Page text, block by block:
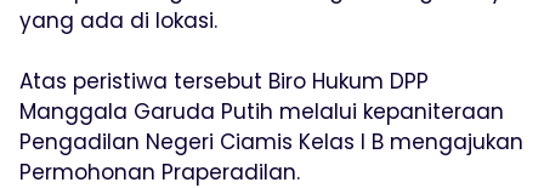
yang ada di lokasi.
Atas peristiwa tersebut Biro Hukum DPP
Manggala Garuda Putih melalui kepaniteraan
Pengadilan Negeri Ciamis Kelas I B mengajukan
Permohonan Praperadilan.